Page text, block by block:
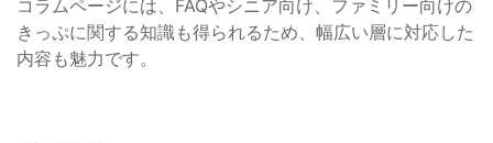
コラムページには、FAQやシニア向け、ファミリー向けの
きっぷに関する知識も得られるため、幅広い層に対応した
内容も魅力です。